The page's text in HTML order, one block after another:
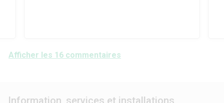
Afficher les 16 commentaires